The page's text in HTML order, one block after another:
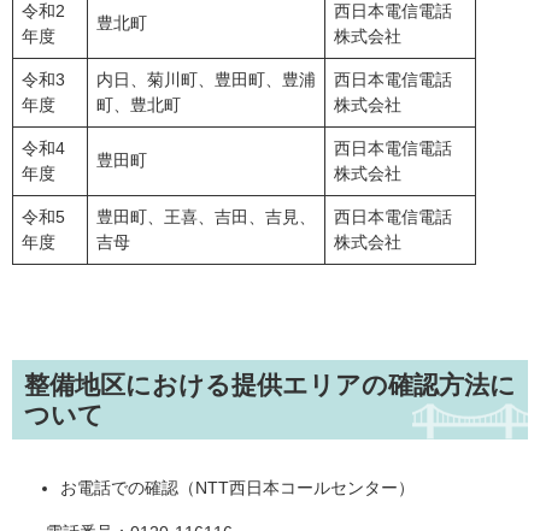
令和2
年度
豊北町
西日本電信電話
株式会社
令和3
年度
内日、菊川町、豊田町、豊浦
町、豊北町
西日本電信電話
株式会社
令和4
年度
豊田町
西日本電信電話
株式会社
令和5
年度
豊田町、王喜、吉田、吉見、
吉母
西日本電信電話
株式会社
整備地区における提供エリアの確認方法に
ついて
お電話での確認（NTT西日本コールセンター）